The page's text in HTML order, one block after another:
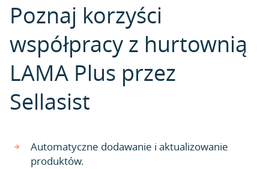
Poznaj korzyści
współpracy z hurtownią
LAMA Plus przez
Sellasist
Automatyczne dodawanie i aktualizowanie
produktów.